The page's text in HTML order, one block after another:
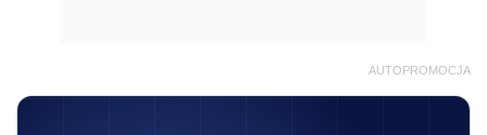
AUTOPROMOCJA